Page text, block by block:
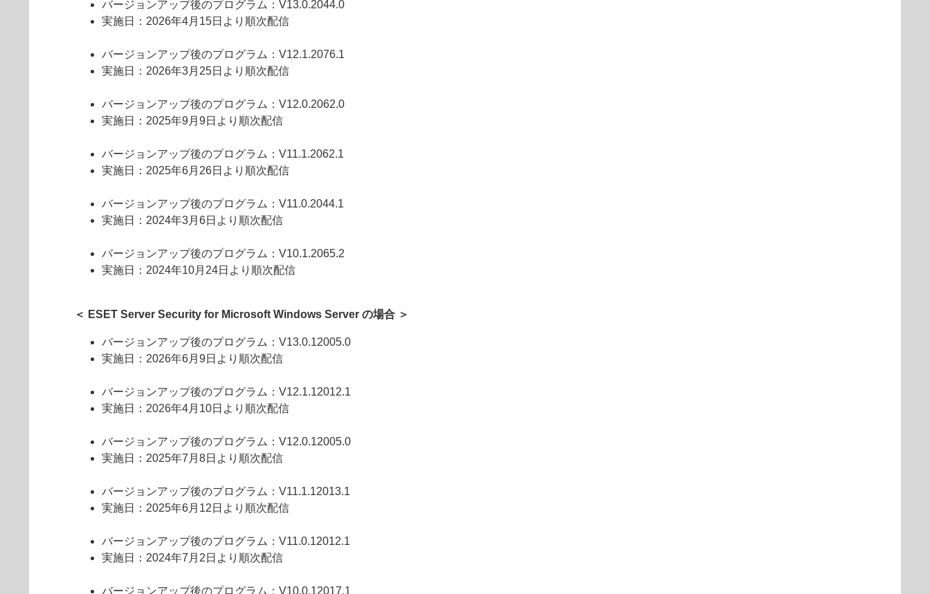
バージョンアップ後のプログラム：V13.0.2044.0
実施日：2026年4月15日より順次配信
バージョンアップ後のプログラム：V12.1.2076.1
実施日：2026年3月25日より順次配信
バージョンアップ後のプログラム：V12.0.2062.0
実施日：2025年9月9日より順次配信
バージョンアップ後のプログラム：V11.1.2062.1
実施日：2025年6月26日より順次配信
バージョンアップ後のプログラム：V11.0.2044.1
実施日：2024年3月6日より順次配信
バージョンアップ後のプログラム：V10.1.2065.2
実施日：2024年10月24日より順次配信
＜ ESET Server Security for Microsoft Windows Server の場合 ＞
バージョンアップ後のプログラム：V13.0.12005.0
実施日：2026年6月9日より順次配信
バージョンアップ後のプログラム：V12.1.12012.1
実施日：2026年4月10日より順次配信
バージョンアップ後のプログラム：V12.0.12005.0
実施日：2025年7月8日より順次配信
バージョンアップ後のプログラム：V11.1.12013.1
実施日：2025年6月12日より順次配信
バージョンアップ後のプログラム：V11.0.12012.1
実施日：2024年7月2日より順次配信
バージョンアップ後のプログラム：V10.0.12017.1